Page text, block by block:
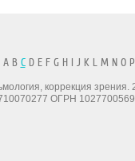
A B CD E F G H I J K L M N O
коррекция
ОГРН